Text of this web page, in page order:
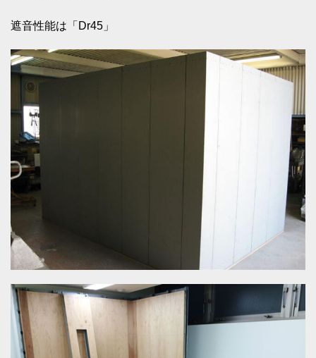
遮音性能は「Dr45」